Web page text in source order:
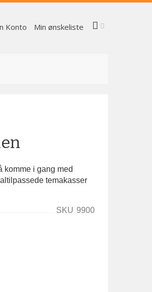
Konto Min ønskeliste
komme i gang med
temakasser
SKU 9900